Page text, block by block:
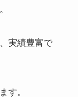
実績豊富で
す。